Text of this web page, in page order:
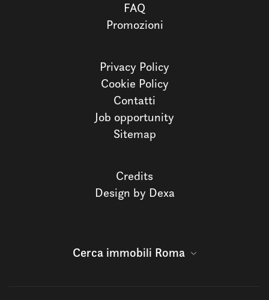
FAQ
Promozioni
Privacy Policy
Cookie Policy
Contatti
Job opportunity
Sitemap
Credits
Design by Dexa
Cerca immobili Roma